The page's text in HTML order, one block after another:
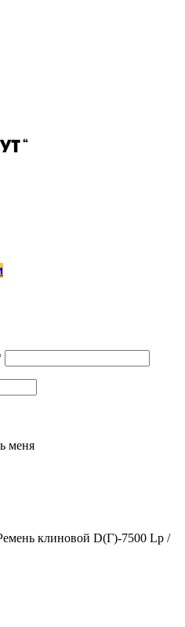
меня
клиновой D(Г)-7500 Lp /